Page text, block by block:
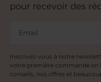
pour recevoir des
Email
Inscrivez-vous à notre
votre première commande en
conseils, nos offres et